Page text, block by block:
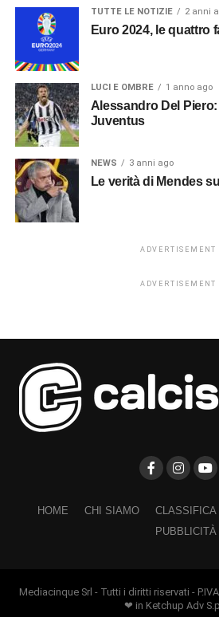
TUTTE LE NOTIZIE 2 anni
Euro 2024, le quattro
LUCI E OMBRE 1 anno ago
Alessandro Del
Juventus
NEWS 3 anni ago
Le verità di Mendes
ADVERTISEMENT
ADVERTISEMENT
HOME CHI SIAMO CLASSIFICA
PUBBLICITÀ
Mediacinque Srl - Tutti i diritti riservati -
❤ in Ketchup Adv